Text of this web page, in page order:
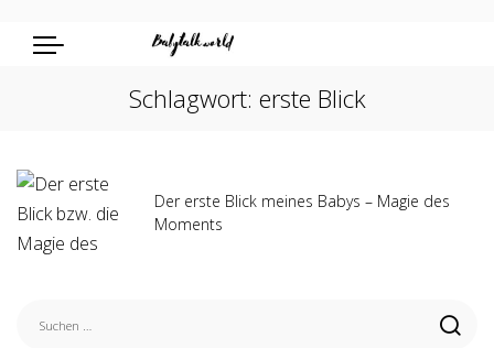
Schlagwort: erste Blick
Der erste Blick meines Babys – Magie des
Moments